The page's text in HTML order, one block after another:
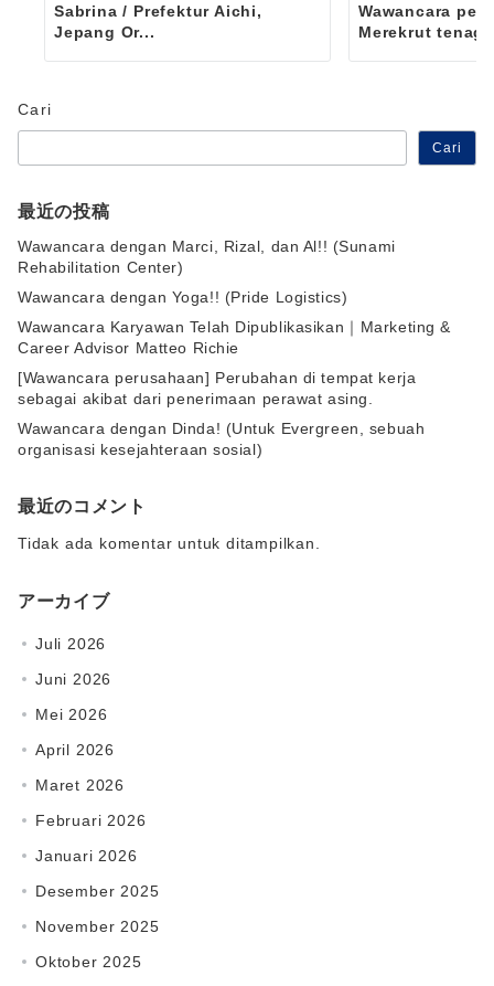
Sabrina / Prefektur Aichi,
Jepang Or...
Wawancara
Merekrut
Cari
Cari
最近の投稿
Wawancara dengan Marci, Rizal, dan Al!! (Sunami
Rehabilitation Center)
Wawancara dengan Yoga!! (Pride Logistics)
Wawancara Karyawan Telah Dipublikasikan｜Marketing &
Career Advisor Matteo Richie
[Wawancara perusahaan] Perubahan di tempat kerja
sebagai akibat dari penerimaan perawat asing.
Wawancara dengan Dinda! (Untuk Evergreen, sebuah
organisasi kesejahteraan sosial)
最近のコメント
Tidak ada komentar untuk ditampilkan.
アーカイブ
Juli 2026
Juni 2026
Mei 2026
April 2026
Maret 2026
Februari 2026
Januari 2026
Desember 2025
November 2025
Oktober 2025